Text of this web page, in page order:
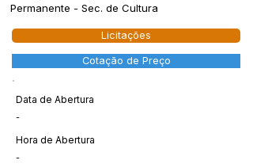
Permanente - Sec. de Cultura
Licitações
Cotação de Preço
Data de Abertura
-
Hora de Abertura
-